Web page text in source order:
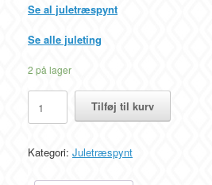
Se al juletræspynt
Se alle juleting
2 på lager
Halmbuk
som
juleophæng
8
Tilføj til kurv
Kategori: Juletræspynt